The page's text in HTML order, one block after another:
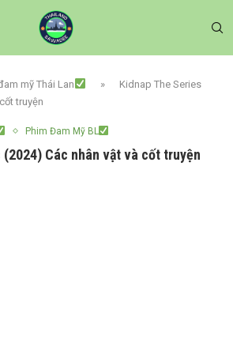
mỹ Thái Lan »
Kidnap The Series
truyện
Phim Đam Mỹ BL
(2024) Các nhân vật và cốt truyện